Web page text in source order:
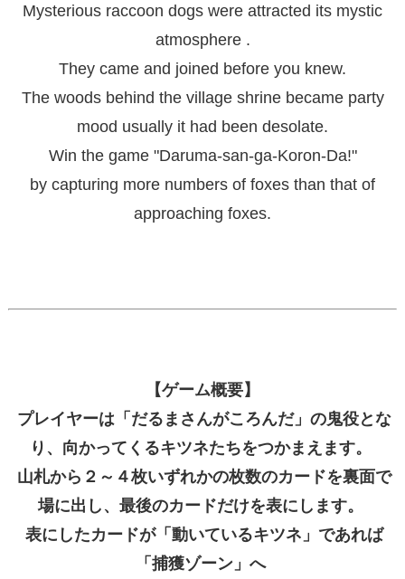
Mysterious raccoon dogs were attracted its mystic
atmosphere .
They came and joined before you knew.
The woods behind the village shrine became party
mood usually it had been desolate.
Win the game "Daruma-san-ga-Koron-Da!"
by capturing more numbers of foxes than that of
approaching foxes.
【ゲーム概要】
プレイヤーは「だるまさんがころんだ」の鬼役とな
り、向かってくるキツネたちをつかまえます。
山札から２～４枚いずれかの枚数のカードを裏面で
場に出し、最後のカードだけを表にします。
表にしたカードが「動いているキツネ」であれば
「捕獲ゾーン」へ